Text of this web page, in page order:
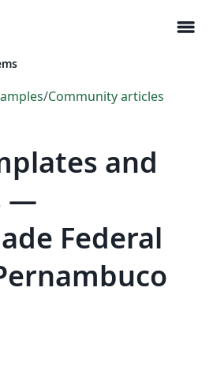
menu
/Community articles
and
—
Federal